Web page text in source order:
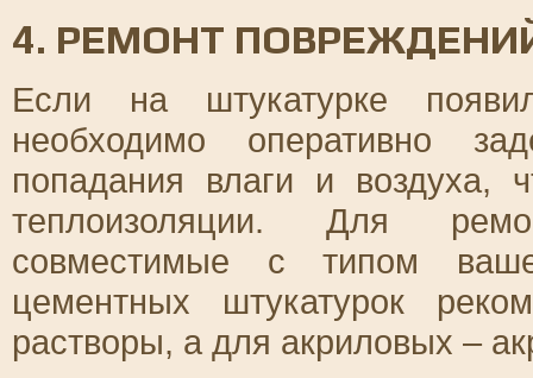
4. РЕМОНТ
Если на штукатурке
необходимо оперативно
попадания влаги и воздуха,
теплоизоляции. Для
совместимые с типом
цементных штукатурок
растворы, а для акриловых –